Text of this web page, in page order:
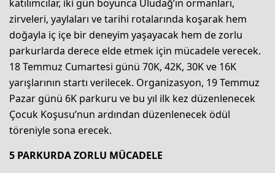
katılımcılar, iki gün boyunca Uludağ’ın ormanları,
zirveleri, yaylaları ve tarihi rotalarında koşarak hem
doğayla iç içe bir deneyim yaşayacak hem de zorlu
parkurlarda derece elde etmek için mücadele verecek.
18 Temmuz Cumartesi günü 70K, 42K, 30K ve 16K
yarışlarının startı verilecek. Organizasyon, 19 Temmuz
Pazar günü 6K parkuru ve bu yıl ilk kez düzenlenecek
Çocuk Koşusu’nun ardından düzenlenecek ödül
töreniyle sona erecek.
5 PARKURDA ZORLU MÜCADELE